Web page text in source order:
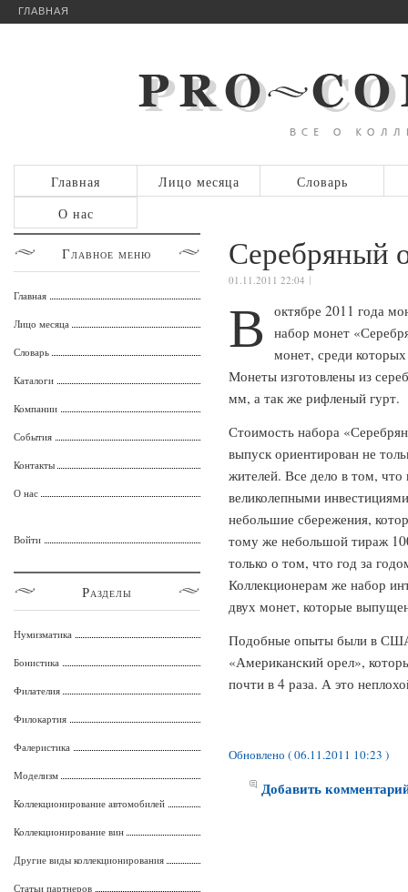
ГЛАВНАЯ
Главная Лицо месяца
Словарь
О нас
01.11.2011 22:04
В
октябре 2011 года
набор монет
монет, среди
Монеты изготовлены из
мм, а так же рифленый гурт.
Стоимость набора
выпуск ориентирован не
жителей. Все дело в том,
великолепными
небольшие сбережения,
тому же небольшой тираж
только о том, что год за
Коллекционерам же набор
двух монет, которые
Подобные опыты были в
«Американский орел»,
почти в 4 раза. А это
Обновлено ( 06.11.2011 10:23 )
Добавить
Главное меню
Главная
Лицо месяца
Словарь
Каталоги
Компании
События
Контакты
О нас
Войти
Разделы
Нумизматика
Бонистика
Филателия
Филокартия
Фалеристика
Моделизм
Коллекционирование автомобилей
Коллекционирование вин
Другие виды коллекционирования
Статьи партнеров